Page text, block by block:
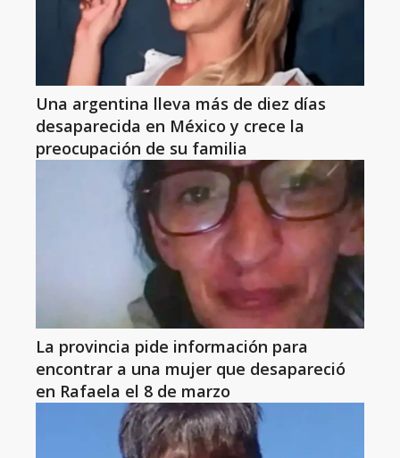
Una argentina lleva más de diez días
desaparecida en México y crece la
preocupación de su familia
La provincia pide información para
encontrar a una mujer que desapareció
en Rafaela el 8 de marzo